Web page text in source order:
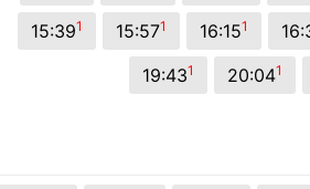
15:391 15:571 16:151
19:431 20:041